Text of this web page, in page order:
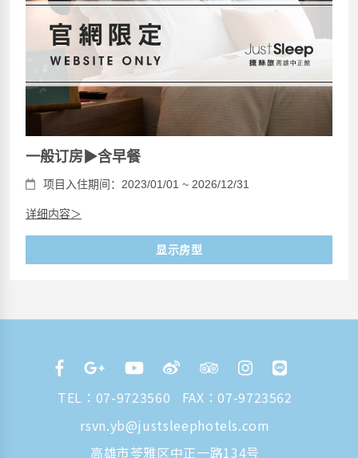
一般订房▶含早餐
项目入住期间：2023/01/01 ~ 2026/12/31
详细内容＞
显示房型
TEL： 07-9723560
FAX：07-9723562
rsvn.yb@justsleephotels.com
高雄市苓雅区中正一路134号